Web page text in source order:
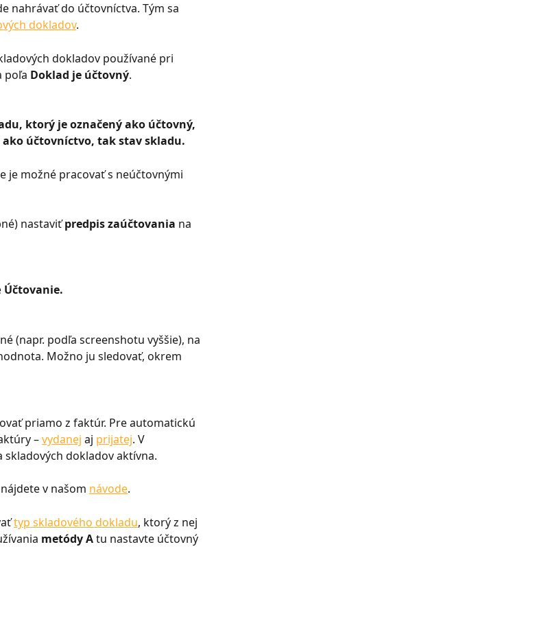
nahrávať do účtovníctva. Tým sa
dokladov.
dokladov používané pri
poľa Doklad je účtovný.
ktorý je označený ako účtovný,
účtovníctvo, tak stav skladu.
je možné pracovať s neúčtovnými
nastaviť predpis zaúčtovania na
Účtovanie.
(napr. podľa screenshotu vyššie), na
Možno ju sledovať, okrem
priamo z faktúr. Pre automatickú
– vydanej aj prijatej. V
dokladov aktívna.
v našom návode.
typ skladového dokladu, ktorý z nej
metódy A tu nastavte účtovný